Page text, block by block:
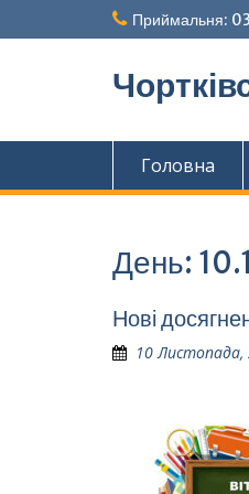
до
Приймальня:
Головна
День:
Нові
10 Листопада,